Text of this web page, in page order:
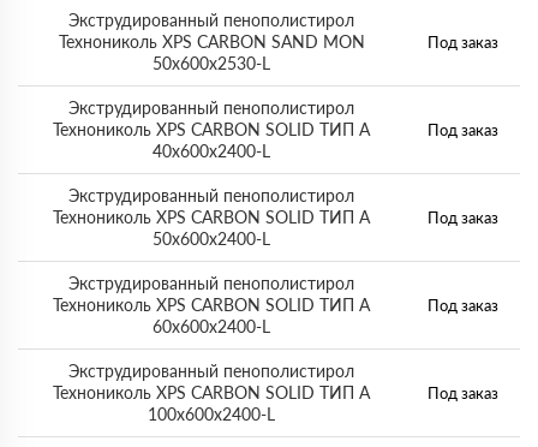
Экструдированный пенополистирол
Технониколь XPS CARBON SAND MON
50х600х2530-L
Под заказ
Экструдированный пенополистирол
Технониколь XPS CARBON SOLID ТИП A
40х600х2400-L
Под заказ
Экструдированный пенополистирол
Технониколь XPS CARBON SOLID ТИП A
50х600х2400-L
Под заказ
Экструдированный пенополистирол
Технониколь XPS CARBON SOLID ТИП A
60х600х2400-L
Под заказ
Экструдированный пенополистирол
Технониколь XPS CARBON SOLID ТИП A
100х600х2400-L
Под заказ